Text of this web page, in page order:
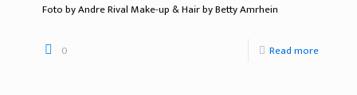
Foto by Andre Rival Make-up & Hair by Betty Amrhein
0 Read more